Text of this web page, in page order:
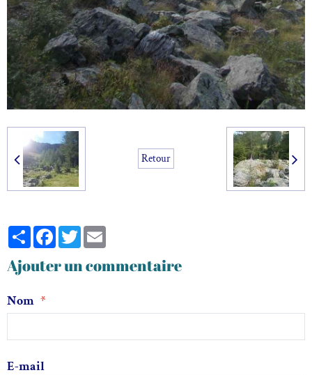
Retour
PartagerFacebook
Twitter
Ajouter un commentaire
Nom
E-mail